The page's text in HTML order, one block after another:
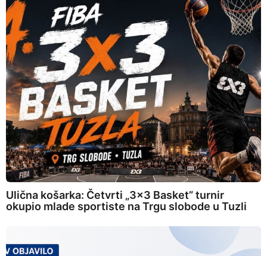
Ulična košarka: Četvrti „3×3 Basket” turnir
okupio mlade sportiste na Trgu slobode u Tuzli